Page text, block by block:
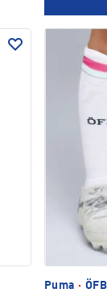
Puma ·